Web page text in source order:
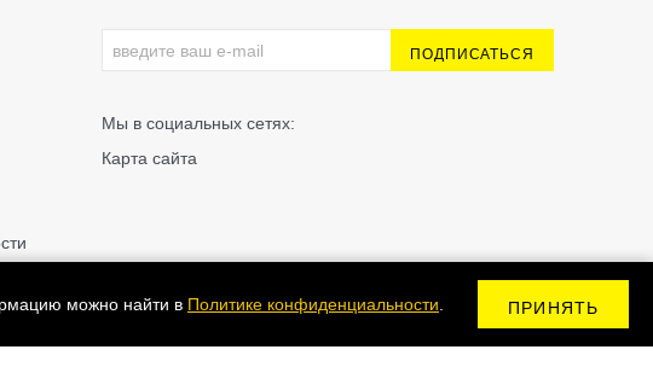
Мы в социальных сетях:
Карта сайта
Сделано в Kodix
можно найти в Политике конфиденциальности ПРИНЯТЬ